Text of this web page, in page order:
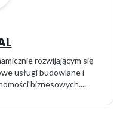
rozwijającym się
usługi budowlane i
biznesowych....